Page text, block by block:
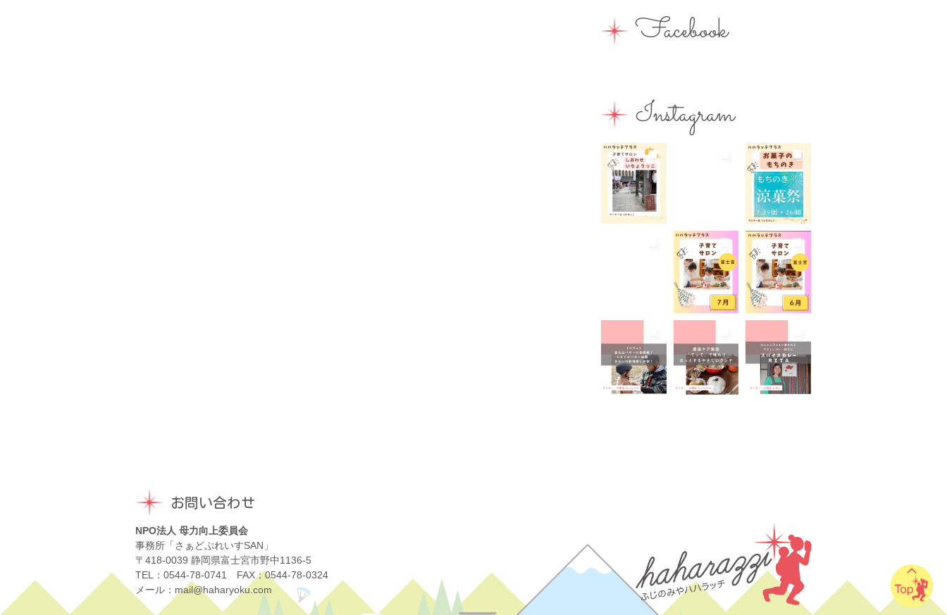
ライターズミーティング
健康 公園 出張写真撮影
助産院
園えらび 夏休み
女性活躍 子連れOK
子連れイベント 子連れランチ
富士宮やきそば
富士宮産 富士山
富士山世界遺産センター
屋内イベント 屋外イベント 幼児
幼稚園 広報ふじのみや 弁当
癒しスポット
美容 老舗店 見学 観光
観光地 託児あり 託児有り
Facebook
Instagram
お問い合わせ
NPO法人 母力向上委員会
事務所「さぁどぷれいすSAN」
〒418-0039 静岡県富士宮市野中1136-5
TEL：0544-78-0741 FAX：0544-78-0324
メール：mail@haharyoku.com